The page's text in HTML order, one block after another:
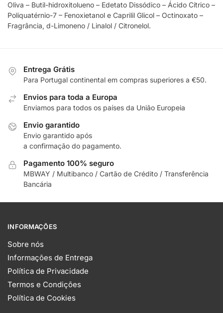
Oliva – Butil-hidroxitolueno – Edetato Dissódico – Ácido Cítrico –
Poliquatérnio-7 – Fenoxietanol e Caprilil Glicol – Octinoxato –
Fragrância, d-Limoneno / Linalol / Citronelol.
Entrega Grátis
Para Portugal continental em compras superiores a €50.
Envios para toda a Europa
Enviamos para todos os países da União Europeia
Envio garantido
Envio garantido após
a confirmação do pagamento.
Pagamento 100% seguro
MBWAY / Multibanco / Cartão de Crédito / Transferência
Bancária
INFORMAÇÕES
Sobre nós
Informações de Entrega
Política de Privacidade
Termos e Condições
Política de Cookies